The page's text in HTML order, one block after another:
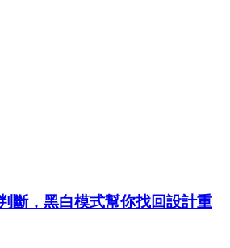
斷，黑白模式幫你找回設計重